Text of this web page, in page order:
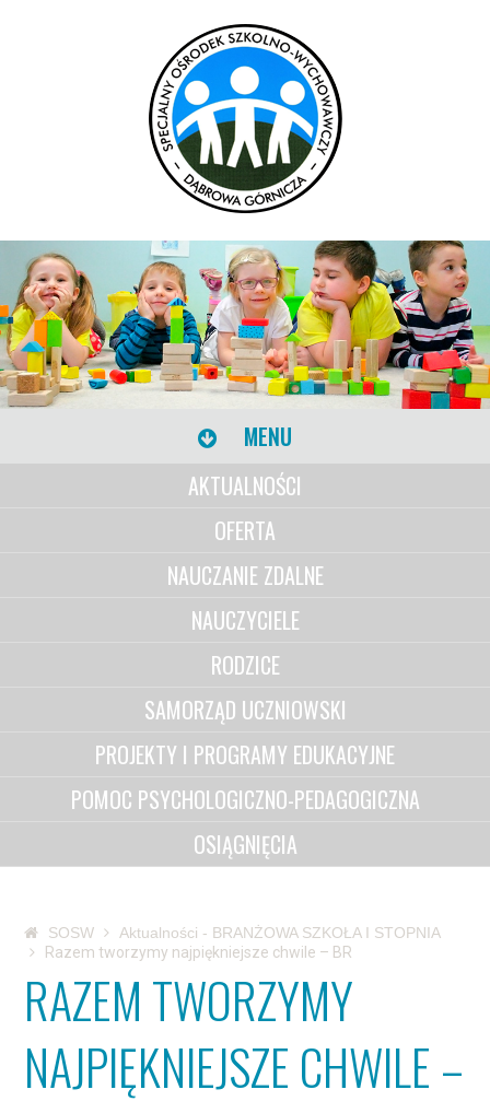
MENU
AKTUALNOŚCI
OFERTA
NAUCZANIE ZDALNE
NAUCZYCIELE
RODZICE
SAMORZĄD UCZNIOWSKI
PROJEKTY I PROGRAMY EDUKACYJNE
POMOC PSYCHOLOGICZNO-PEDAGOGICZNA
OSIĄGNIĘCIA
SOSW
Aktualności - BRANŻOWA SZKOŁA I STOPNIA
Razem tworzymy najpiękniejsze chwile – BR
RAZEM TWORZYMY
NAJPIĘKNIEJSZE CHWILE –